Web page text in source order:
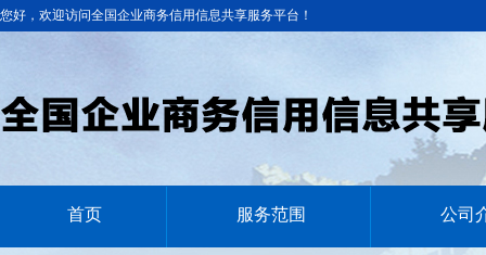
您好，欢迎访问全国企业商务信用信息共享服务平台！
首页 服务范围 公司